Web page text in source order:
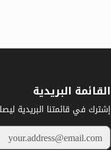
القائمة البريدية
إشترك في قائمتنا البريدية